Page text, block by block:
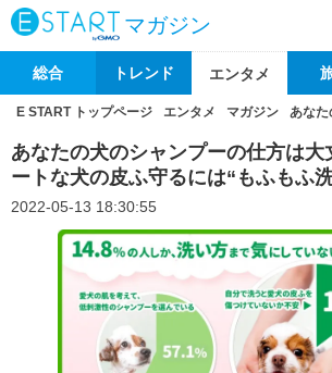
マガジン
総合 トレンド エンタメ
E START トップページ エンタメ マガジン あなた
あなたの犬のシャンプーの仕方は大
ートな犬の皮ふ守るには“もふもふ
2022-05-13 18:30:55